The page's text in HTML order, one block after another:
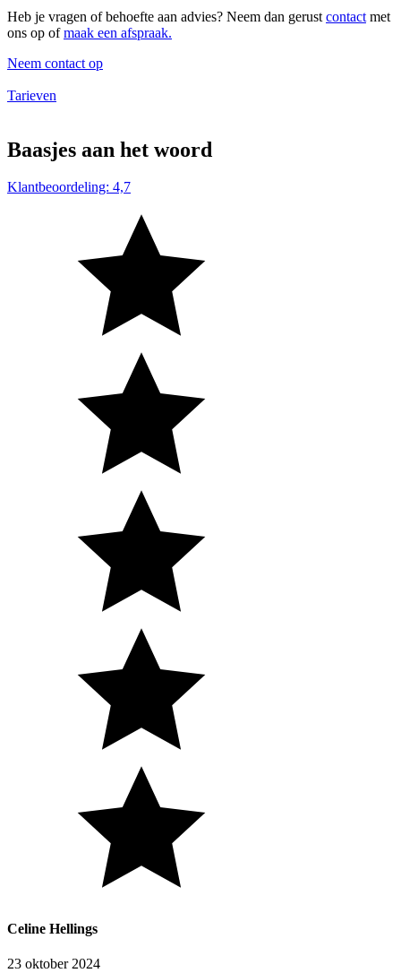
Heb je vragen of behoefte aan advies? Neem dan gerust contact met
ons op ofmaak een afspraak.
Neem contact op
Tarieven
Baasjes aan het woord
Klantbeoordeling: 4,7
Celine Hellings
23 oktober 2024